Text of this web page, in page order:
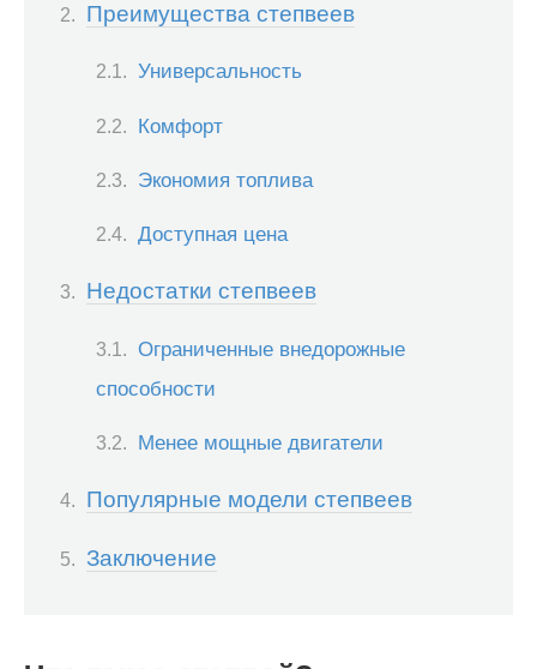
Преимущества степвеев
Универсальность
Комфорт
Экономия топлива
Доступная цена
Недостатки степвеев
Ограниченные внедорожные
способности
Менее мощные двигатели
Популярные модели степвеев
Заключение